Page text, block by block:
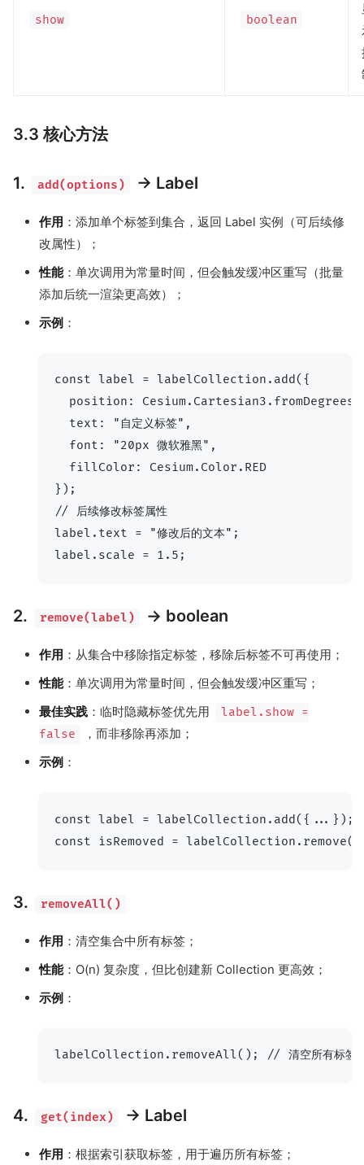
show boolean
3.3 核心方法
1. add(options) → Label
作用 ：添加单个标签到集合，返回 Label 实例（可后续修
改属性）；
性能：单次调用为常量时间，但会触发缓冲区重写（批量
添加后统一渲染更高效）；
示例 ：
const label = labelCollection.add({
position:
  text: "自定义标签",
  font: "20px 微软雅黑",
  fillColor: Cesium.Color.RED
});
// 后续修改标签属性
label.text = "修改后的文本";
2. remove(label) → boolean
作用 ：从集合中移除指定标签，移除后标签不可再使用；
性能：单次调用为常量时间，但会触发缓冲区重写；
最佳实践 ：临时隐藏标签优先用
label.show =
false
，而非移除再添加；
示例 ：
const label = labelCollection.add({...});
3. removeAll()
作用 ：清空集合中所有标签；
性能：O(n) 复杂度，但比创建新 Collection 更高效；
示例 ：
4. get(index) → Label
作用 ：根据索引获取标签，用于遍历所有标签；